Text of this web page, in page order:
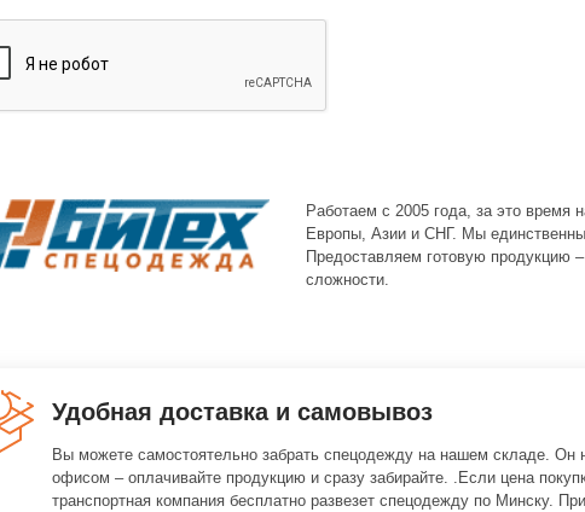
Работаем с 2005 года, за это время
Европы, Азии и СНГ. Мы
Предоставляем готовую продукцию
сложности.
Удобная доставка и самовывоз
Вы можете самостоятельно забрать спецодежду на нашем складе. Он
офисом – оплачивайте продукцию и сразу забирайте. .Если цена
транспортная компания бесплатно развезет спецодежду по Минску.